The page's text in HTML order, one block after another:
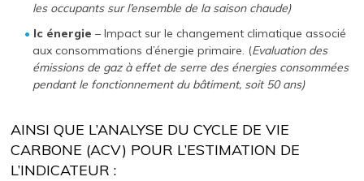
les occupants sur l’ensemble de la saison chaude)
Ic énergie – Impact sur le changement climatique associé
aux consommations d’énergie primaire. (Evaluation des
émissions de gaz à effet de serre des énergies consommées
pendant le fonctionnement du bâtiment, soit 50 ans)
AINSI QUE L’ANALYSE DU CYCLE DE VIE
CARBONE (ACV) POUR L’ESTIMATION DE
L’INDICATEUR :